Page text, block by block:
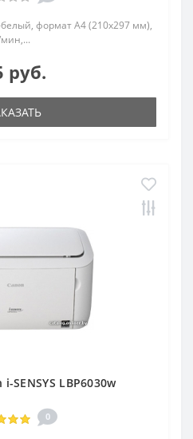
формат A4 (210x297 мм),
руб.
SENSYS LBP6030w
0